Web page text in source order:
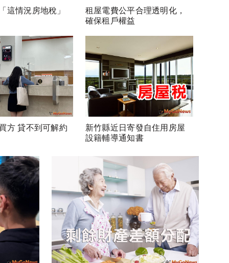
這情況房地稅」
租屋電費公平合理透明化，
確保租戶權益
方 貸不到可解約
新竹縣近日寄發自住用房屋
設籍輔導通知書